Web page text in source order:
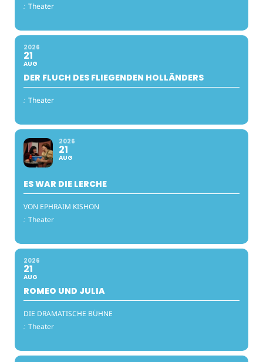
: Theater
2026
21
AUG
DER FLUCH DES FLIEGENDEN HOLLÄNDERS
: Theater
2026
21
AUG
ES WAR DIE LERCHE
VON EPHRAIM KISHON
: Theater
2026
21
AUG
ROMEO UND JULIA
DIE DRAMATISCHE BÜHNE
: Theater